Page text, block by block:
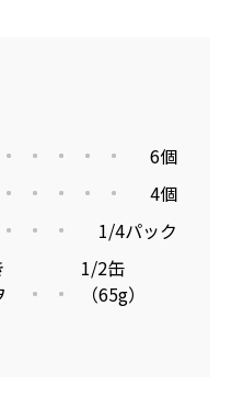
6個
4個
1/4パック
1/2缶
（65g）